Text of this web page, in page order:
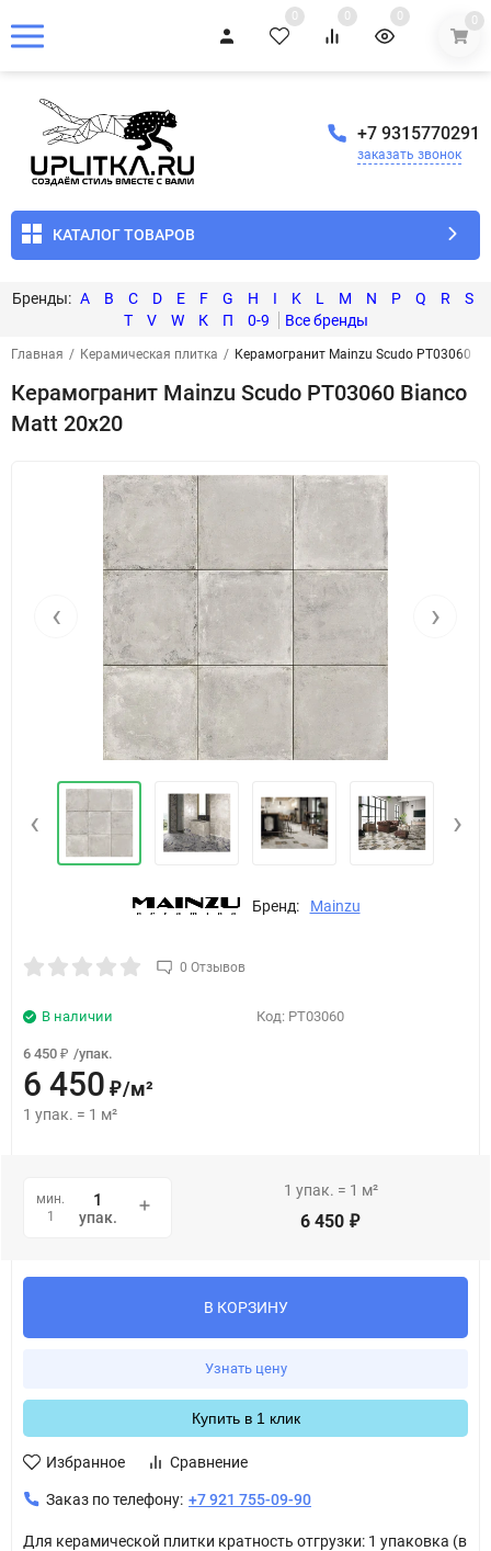
0 0 0 0
+7 9315770291
заказать звонок
КАТАЛОГ ТОВАРОВ
A B C D E F G H I K L M N P Q R
S
T
V W К П 0-9
Главная / Керамическая плитка / Керамогранит Mainzu Scudo PT03060
Керамогранит Mainzu Scudo PT03060 Bianco
Matt 20x20
‹ ›
‹ ›
Бренд: Mainzu
0 Отзывов
Код: PT03060
В наличии
6 450 ₽ /упак.
6 450 ₽/м²
1 упак. = 1 м²
мин.
1
упак.
1 упак. = 1 м²
6 450 ₽
В КОРЗИНУ
Узнать цену
Купить в 1 клик
Избранное Сравнение
Заказ по телефону: +7 921 755-09-90
Для керамической плитки кратность отгрузки: 1 упаковка (в